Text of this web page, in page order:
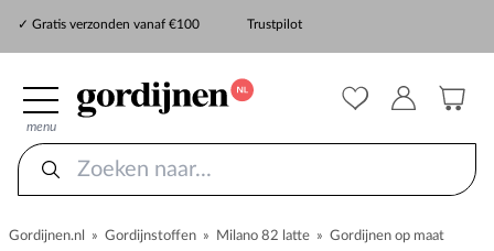
✓ Gratis verzonden vanaf €100
Trustpilot
menu
Gordijnen.nl » Gordijnstoffen » Milano 82 latte » Gordijnen op maat